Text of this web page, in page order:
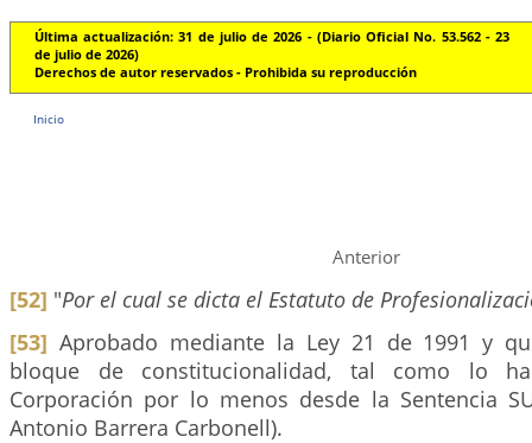
Última actualización: 31 de julio de 2026 - (Diario Oficial No. 53.562 - 23
de julio de 2026)
Derechos de autor reservados - Prohibida su reproducción
Inicio
Anterior
[52] "Por el cual se dicta el Estatuto de
[53] Aprobado mediante la Ley 21 de 1991 y
bloque de constitucionalidad, tal como lo
Corporación por lo menos desde la Sentencia
Antonio Barrera Carbonell).